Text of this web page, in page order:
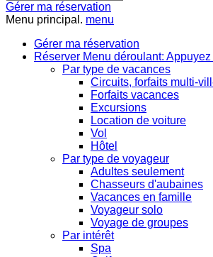
Gérer ma réservation
Menu principal. menu
Gérer ma réservation
Réserver Menu déroulant:
Par type de vacances
Circuits, forfaits multi-
Forfaits vacances
Excursions
Location de voiture
Vol
Hôtel
Par type de voyageur
Adultes seulement
Chasseurs d'aubaines
Vacances en famille
Voyageur solo
Voyage de groupes
Par intérêt
Spa